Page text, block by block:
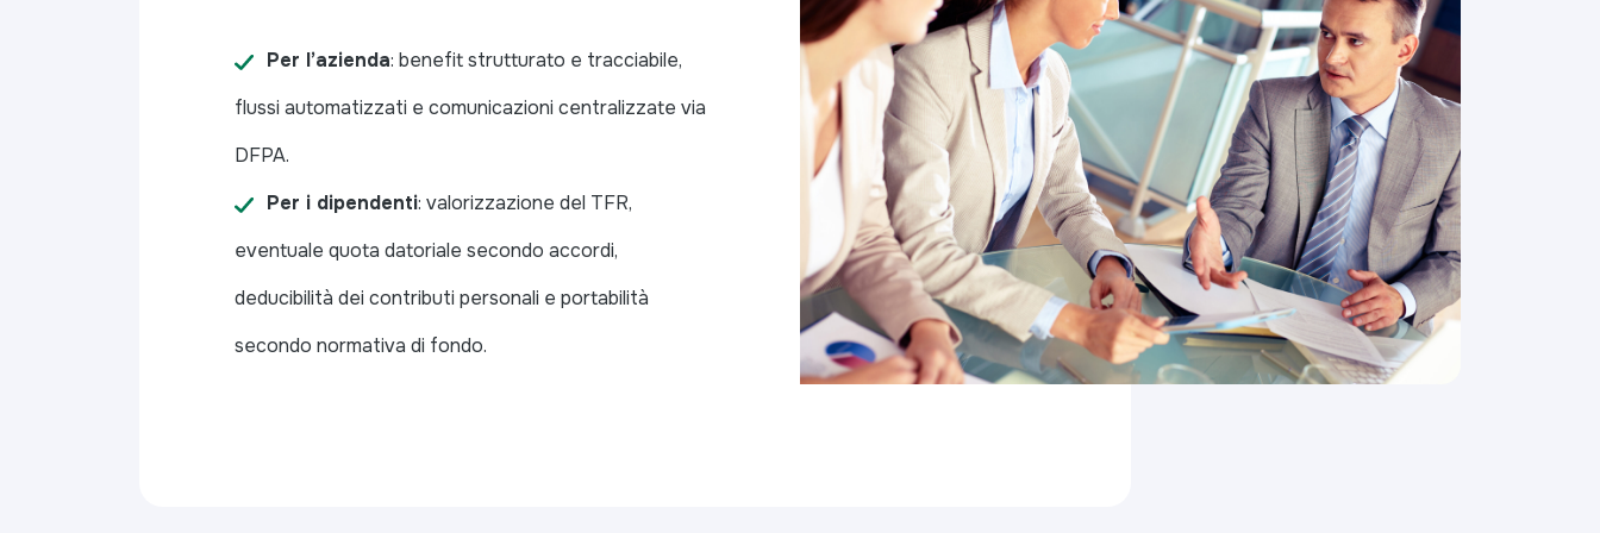
Per l’azienda: benefit strutturato e tracciabile,
flussi automatizzati e comunicazioni centralizzate via
DFPA.
Per i dipendenti: valorizzazione del TFR,
eventuale quota datorialе secondo accordi,
deducibilità dei contributi personali e portabilità
secondo normativa di fondo.